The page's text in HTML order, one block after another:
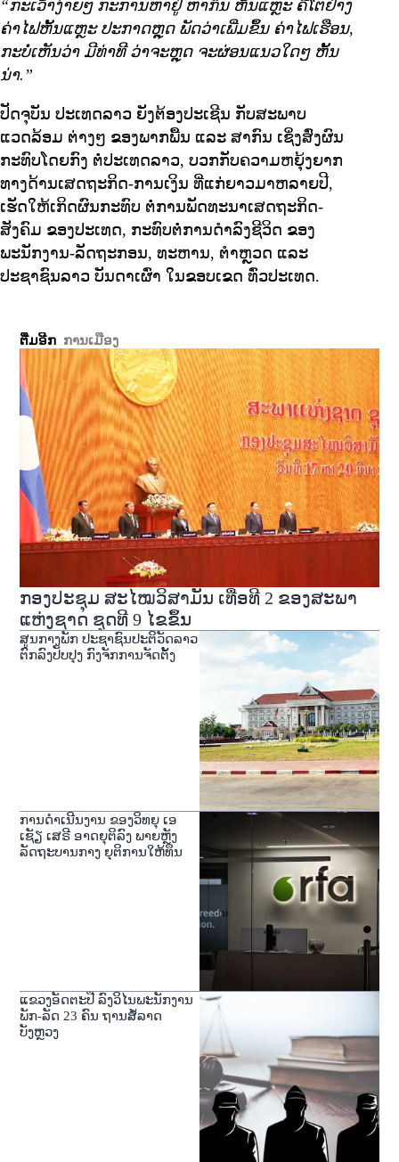
“ກະເວົ້າງ່າຍໆ ກະການຫາຢູ່ ຫາກິນ ຫັ້ນແຫຼະ ຄືໂຕຢ່າງ
ຄ່າໄຟຫັ້ນແຫຼະ ປະກາດຫຼຸດ ພັດວ່າເພີ່ມຂຶ້ນ ຄ່າໄຟເຮືອນ,
ກະບໍ່ເຫັນວ່າ ມີທ່າທີ ວ່າຈະຫຼຸດ ຈະຜ່ອນແນວໃດໆ ຫັ້ນ
ນ່າ.”
ປັດຈຸບັນ ປະເທດລາວ ຍັງຕ້ອງປະເຊີນ ກັບສະພາບ
ແວດລ້ອມ ຕ່າງໆ ຂອງພາກພື້ນ ແລະ ສາກົນ ເຊິ່ງສົ່ງຜົນ
ກະທົບໂດຍກົງ ຕໍ່ປະເທດລາວ, ບວກກັບຄວາມຫຍຸ້ງຍາກ
ທາງດ້ານເສດຖະກິດ-ການເງິນ ທີ່ແກ່ຍາວມາຫລາຍປີ,
ເຮັດໃຫ້ເກິດຜົນກະທົບ ຕໍ່ການພັດທະນາເສດຖະກິດ-
ສັງຄົມ ຂອງປະເທດ, ກະທົບຕໍ່ການດຳລົງຊີວິດ ຂອງ
ພະນັກງານ-ລັດຖະກອນ, ທະຫານ, ຕຳຫຼວດ ແລະ
ປະຊາຊົນລາວ ບັນດາເຜົ່າ ໃນຂອບເຂດ ທົ່ວປະເທດ.
ຕື່ມອີກ ການເມືອງ
ກອງປະຊຸມ ສະໄໝວິສາມັນ ເທື່ອທີ 2 ຂອງສະພາ
ແຫ່ງຊາດ ຊຸດທີ 9 ໄຂຂຶ້ນ
ສູນກາງພັກ ປະຊາຊົນປະຕິວັດລາວ
ຕົກລົງປັບປຸງ ກົງຈັກການຈັດຕັ້ງ
ການດໍາເນີນງານ ຂອງວິທຍຸ ເອ
ເຊັຽ ເສຣີ ອາດຍຸຕິລົງ ພາຍຫຼັງ
ລັດຖະບານກາງ ຍຸຕິການໃຫ້ທຶນ
ແຂວງອັດຕະປື ລົງວິໄນພະນັກງານ
ພັກ-ລັດ 23 ຄົນ ຖານສໍ້ລາດ
ບັງຫຼວງ